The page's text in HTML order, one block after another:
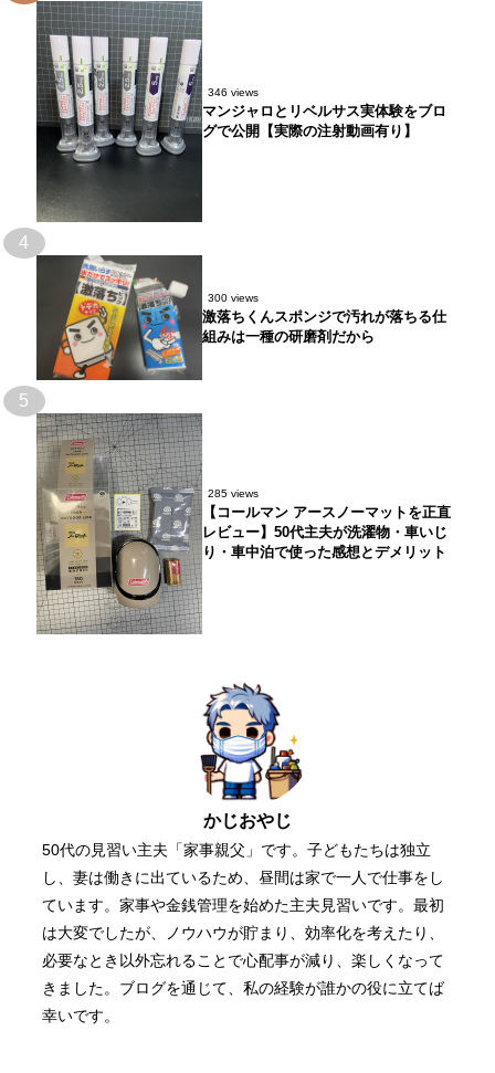
346 views
マンジャロとリベルサス実体験をブロ
グで公開【実際の注射動画有り】
4
300 views
激落ちくんスポンジで汚れが落ちる仕
組みは一種の研磨剤だから
5
285 views
【コールマン アースノーマットを正直
レビュー】50代主夫が洗濯物・車いじ
り・車中泊で使った感想とデメリット
かじおやじ
50代の見習い主夫「家事親父」です。子どもたちは独立
し、妻は働きに出ているため、昼間は家で一人で仕事をし
ています。家事や金銭管理を始めた主夫見習いです。最初
は大変でしたが、ノウハウが貯まり、効率化を考えたり、
必要なとき以外忘れることで心配事が減り、楽しくなって
きました。ブログを通じて、私の経験が誰かの役に立てば
幸いです。